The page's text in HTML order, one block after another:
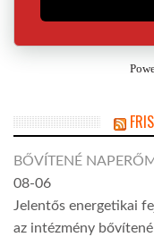
BŐVÍTENÉ
08-06
Jelentős energetikai
az intézmény